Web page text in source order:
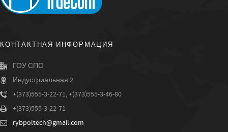
КОНТАКТНАЯ ИНФОРМАЦИЯ
ГОУ СПО
Индустриальная 2
+(373)555-3-22-71, +(373)555-3-46-80
+(373)555-3-22-71
rybpoltech@gmail.com